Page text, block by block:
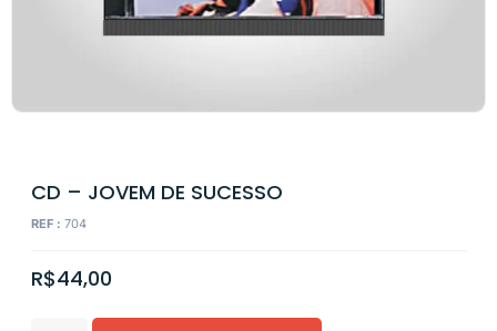
CD – JOVEM DE SUCESSO
REF : 704
R$44,00